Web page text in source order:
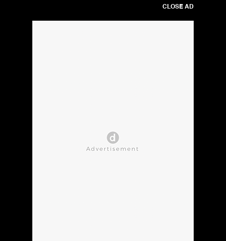
CLOSE AD